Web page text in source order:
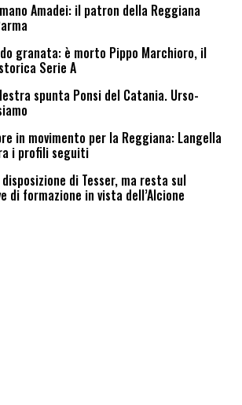
Amadei: il patron della Reggiana
granata: è morto Pippo Marchioro, il
Serie A
spunta Ponsi del Catania. Urso-
in movimento per la Reggiana: Langella
i profili seguiti
di Tesser, ma resta sul
di formazione in vista dell’Alcione